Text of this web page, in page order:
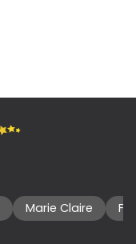
Marie Claire